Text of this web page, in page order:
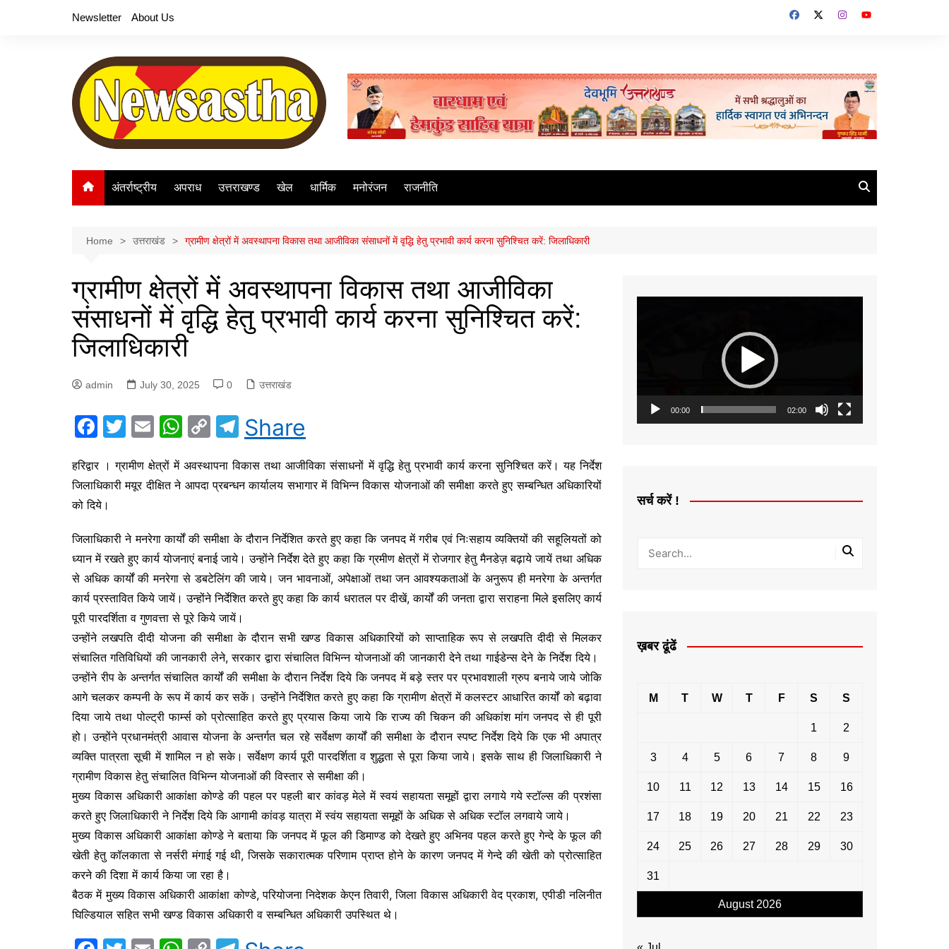
Newsletter About Us
अंतर्राष्ट्रीय अपराध उत्तराखण्ड खेल धार्मिक मनोरंजन राजनीति
Home उत्तराखंड ग्रामीण क्षेत्रों में अवस्थापना विकास तथा आजीविका संसाधनों में वृद्धि हेतु प्रभावी कार्य करना सुनिश्चित करें: जिलाधिकारी
ग्रामीण क्षेत्रों में अवस्थापना विकास तथा आजीविका
संसाधनों में वृद्धि हेतु प्रभावी कार्य करना सुनिश्चित करें:
जिलाधिकारी
admin July 30, 2025 0 उत्तराखंड
F
c
e
b
o
o
k
T
itt
er
E
ai
l
W
at
s
p
p
C
p
y
n
k
T
el
e
gr
m
Share
हरिद्वार । ग्रामीण क्षेत्रों में अवस्थापना विकास तथा आजीविका संसाधनों में वृद्धि हेतु प्रभावी कार्य करना सुनिश्चित करें। यह निर्देश
जिलाधिकारी मयूर दीक्षित ने आपदा प्रबन्धन कार्यालय सभागार में विभिन्न विकास योजनाओं की समीक्षा करते हुए सम्बन्धित अधिकारियों
को दिये।
जिलाधिकारी ने मनरेगा कार्यों की समीक्षा के दौरान निर्देशित करते हुए कहा कि जनपद में गरीब एवं निःसहाय व्यक्तियों की सहूलियतों को
ध्यान में रखते हुए कार्य योजनाएं बनाई जाये। उन्होंने निर्देश देते हुए कहा कि ग्रमीण क्षेत्रों में रोजगार हेतु मैनडेज़ बढ़ाये जायें तथा अधिक
से अधिक कार्यों की मनरेगा से डबटेलिंग की जाये। जन भावनाओं, अपेक्षाओं तथा जन आवश्यकताओं के अनुरूप ही मनरेगा के अन्तर्गत
कार्य प्रस्तावित किये जायें। उन्होंने निर्देशित करते हुए कहा कि कार्य धरातल पर दीखें, कार्यों की जनता द्वारा सराहना मिले इसलिए कार्य
पूरी पारदर्शिता व गुणवत्ता से पूरे किये जायें।
उन्होंने लखपति दीदी योजना की समीक्षा के दौरान सभी खण्ड विकास अधिकारियों को साप्ताहिक रूप से लखपति दीदी से मिलकर
संचालित गतिविधियों की जानकारी लेने, सरकार द्वारा संचालित विभिन्न योजनाओं की जानकारी देने तथा गाईडेन्स देने के निर्देश दिये।
उन्होंने रीप के अन्तर्गत संचालित कार्यों की समीक्षा के दौरान निर्देश दिये कि जनपद में बड़े स्तर पर प्रभावशाली ग्रुप बनाये जाये जोकि
आगे चलकर कम्पनी के रूप में कार्य कर सकें। उन्होंने निर्देशित करते हुए कहा कि ग्रामीण क्षेत्रों में कलस्टर आधारित कार्यों को बढ़ावा
दिया जाये तथा पोल्ट्री फार्म्स को प्रोत्साहित करते हुए प्रयास किया जाये कि राज्य की चिकन की अधिकांश मांग जनपद से ही पूरी
हो। उन्होंने प्रधानमंत्री आवास योजना के अन्तर्गत चल रहे सर्वेक्षण कार्यों की समीक्षा के दौरान स्पष्ट निर्देश दिये कि एक भी अपात्र
व्यक्ति पात्रता सूची में शामिल न हो सके। सर्वेक्षण कार्य पूरी पारदर्शिता व शुद्धता से पूरा किया जाये। इसके साथ ही जिलाधिकारी ने
ग्रामीण विकास हेतु संचालित विभिन्न योजनाओं की विस्तार से समीक्षा की।
मुख्य विकास अधिकारी आकांक्षा कोण्डे की पहल पर पहली बार कांवड़ मेले में स्वयं सहायता समूहों द्वारा लगाये गये स्टॉल्स की प्रशंसा
करते हुए जिलाधिकारी ने निर्देश दिये कि आगामी कांवड़ यात्रा में स्वंय सहायता समूहों के अधिक से अधिक स्टॉल लगवाये जाये।
मुख्य विकास अधिकारी आकांक्षा कोण्डे ने बताया कि जनपद में फूल की डिमाण्ड को देखते हुए अभिनव पहल करते हुए गेन्दे के फूल की
खेती हेतु कॉलकाता से नर्सरी मंगाई गई थी, जिसके सकारात्मक परिणाम प्राप्त होने के कारण जनपद में गेन्दे की खेती को प्रोत्साहित
करने की दिशा में कार्य किया जा रहा है।
बैठक में मुख्य विकास अधिकारी आकांक्षा कोण्डे, परियोजना निदेशक केएन तिवारी, जिला विकास अधिकारी वेद प्रकाश, एपीडी नलिनीत
घिल्डियाल सहित सभी खण्ड विकास अधिकारी व सम्बन्धित अधिकारी उपस्थित थे।
00:00 02:00
सर्च करें !
ख़बर ढूंढें
August 2026
M T W T F S S
1 2
3 4 5 6 7 8 9
10 11 12 13 14 15 16
17 18 19 20 21 22 23
24 25 26 27 28 29 30
31